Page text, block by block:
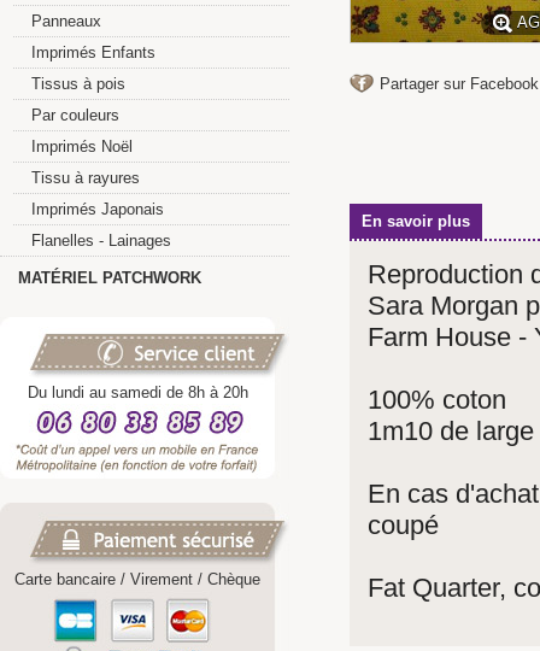
Panneaux
Imprimés Enfants
Tissus à pois
Par couleurs
Imprimés Noël
Tissu à rayures
Imprimés Japonais
Flanelles - Lainages
MATÉRIEL PATCHWORK
Du lundi au samedi de 8h à 20h
Carte bancaire / Virement / Chèque
Partager sur Facebook
En savoir plus
Reproduction
Sara Morgan
Farm House -
100% coton
1m10 de large
En cas
coupé
Fat Quarter,